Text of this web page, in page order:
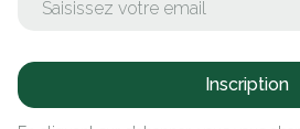
Inscription